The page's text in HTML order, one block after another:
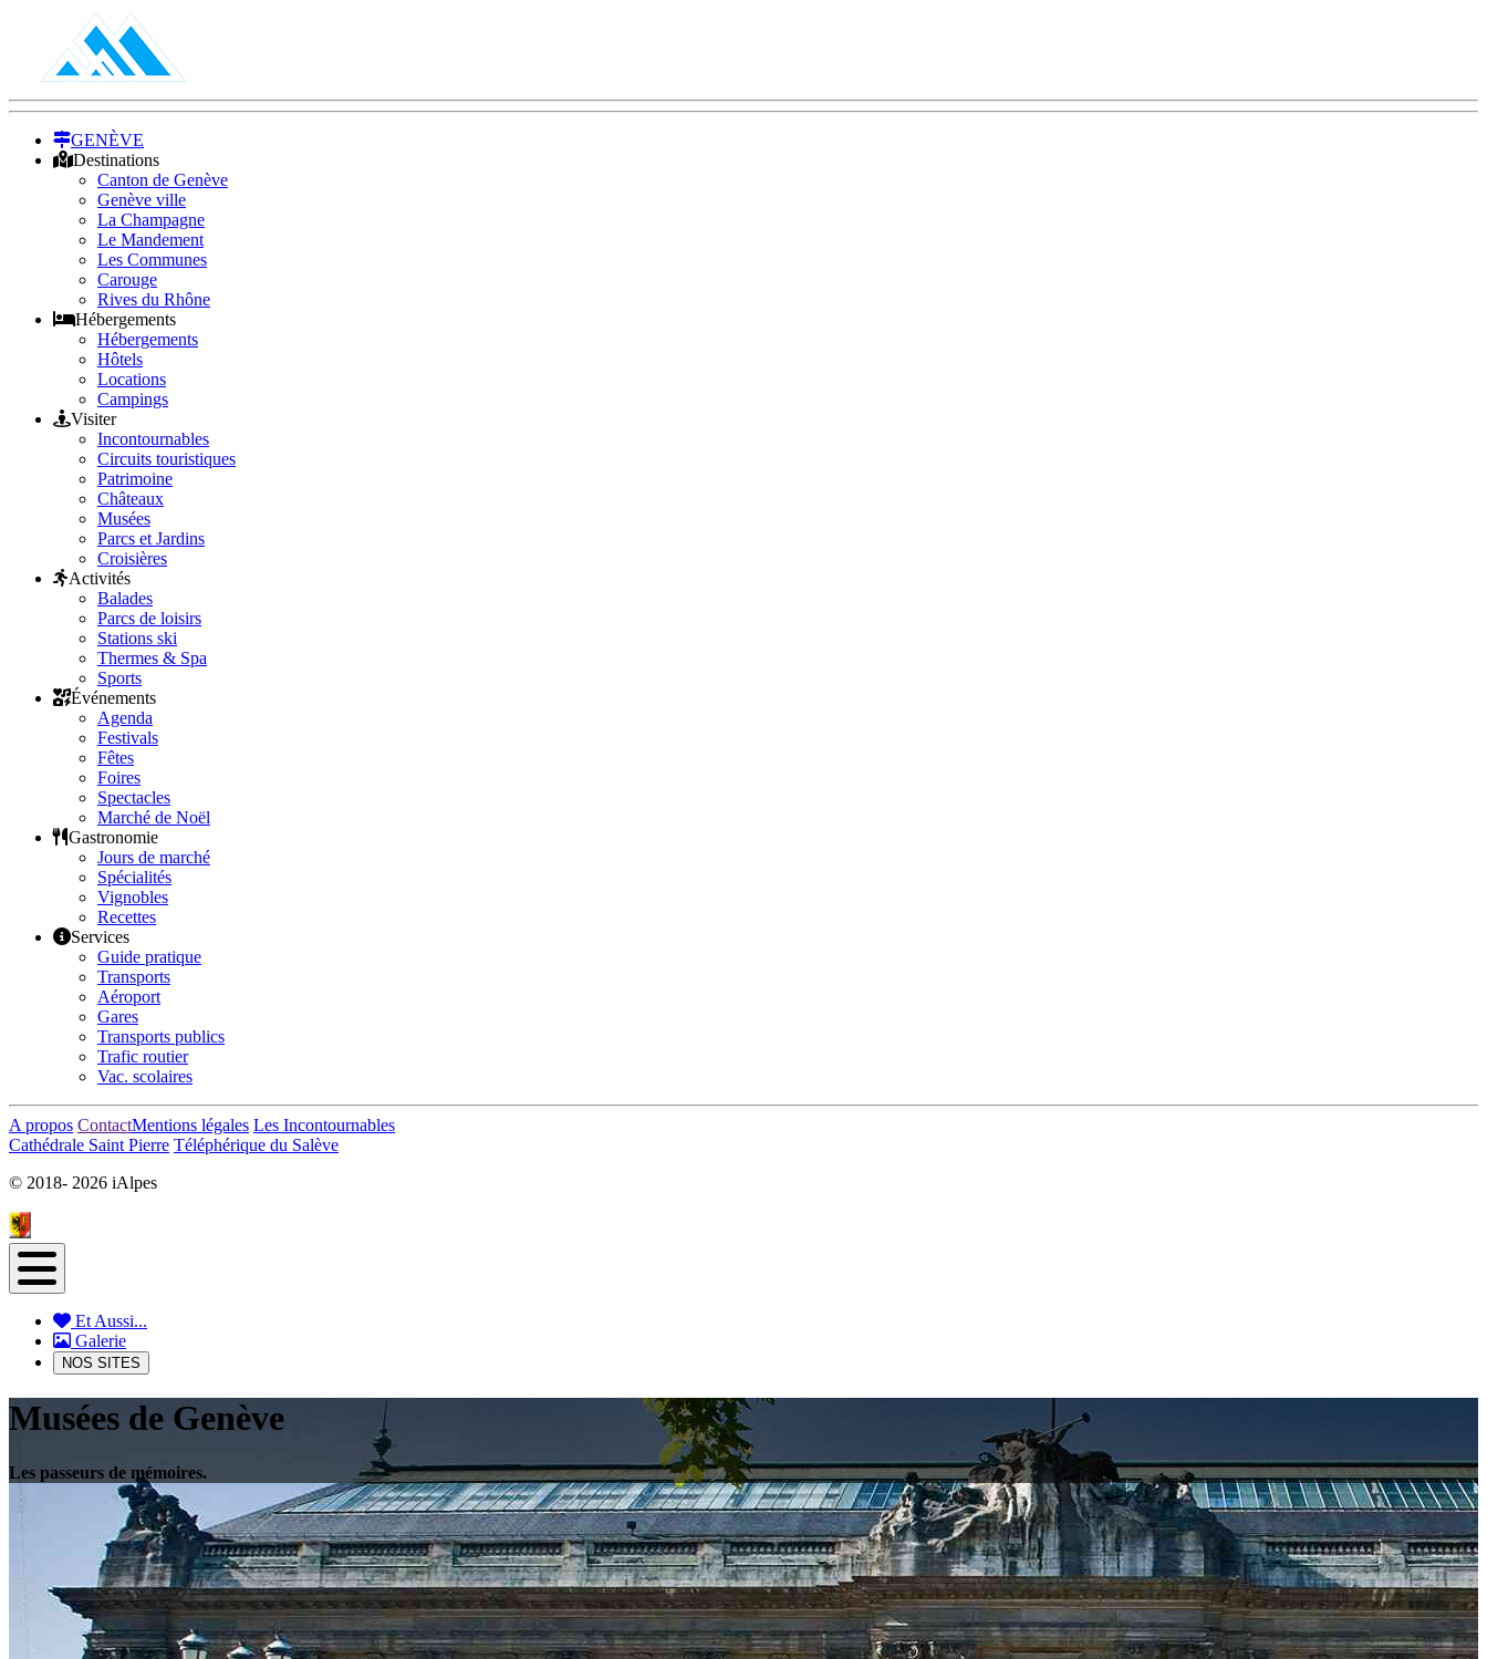
GENÈVE
Destinations
Canton de Genève
Genève ville
La Champagne
Le Mandement
Les Communes
Carouge
Rives du Rhône
Hébergements
Hébergements
Hôtels
Locations
Campings
Visiter
Incontournables
Circuits touristiques
Patrimoine
Châteaux
Musées
Parcs et Jardins
Croisières
Activités
Balades
Parcs de loisirs
Stations ski
Thermes & Spa
Sports
Événements
Agenda
Festivals
Fêtes
Foires
Spectacles
Marché de Noël
Gastronomie
Jours de marché
Spécialités
Vignobles
Recettes
Services
Guide pratique
Transports
Aéroport
Gares
Transports publics
Trafic routier
Vac. scolaires
A propos ContactMentions légales Les Incontournables
Cathédrale Saint Pierre Téléphérique du Salève
© 2018- 2026 iAlpes
Et Aussi...
Galerie
NOS SITES
Musées de Genève
Les passeurs de mémoires.